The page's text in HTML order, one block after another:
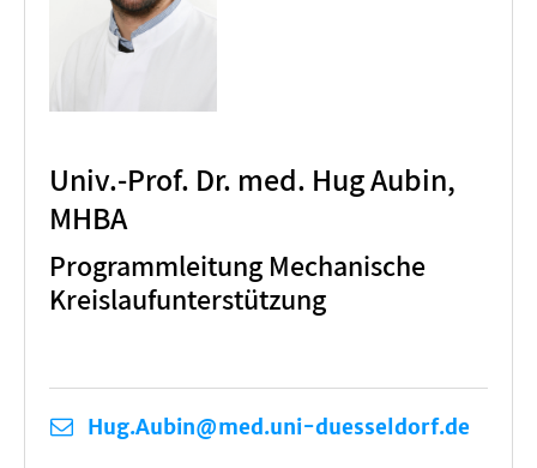
Univ.-Prof. Dr. med. Hug Aubin,
MHBA
Programmleitung Mechanische
Kreislaufunterstützung
Hug.Aubin@med.uni-duesseldorf.de